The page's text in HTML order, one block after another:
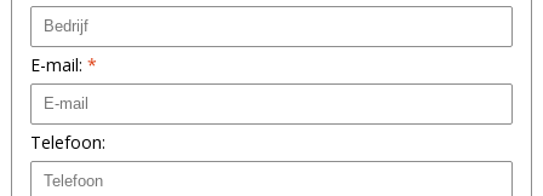
E-mail: *
Telefoon: